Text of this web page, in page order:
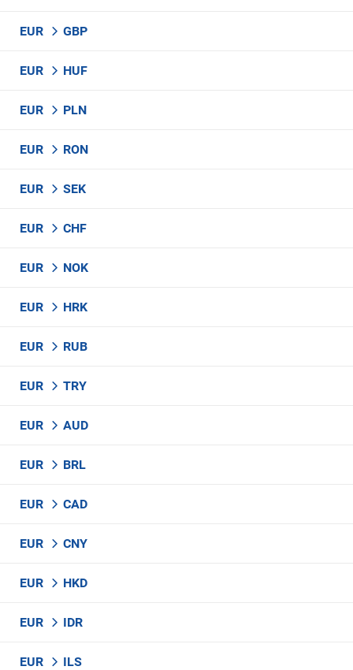
EUR GBP
EUR HUF
EUR PLN
EUR RON
EUR SEK
EUR CHF
EUR NOK
EUR HRK
EUR RUB
EUR TRY
EUR AUD
EUR BRL
EUR CAD
EUR CNY
EUR HKD
EUR IDR
EUR ILS